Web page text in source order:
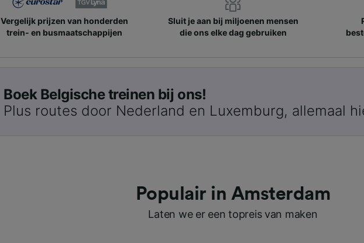
Vergelijk prijzen van honderden
trein- en busmaatschappijen
Sluit je aan bij miljoenen mensen
die ons elke dag gebruiken
Boek Belgische treinen bij ons!
Plus routes door Nederland en Luxemburg, allemaal
Populair in Amsterdam
Laten we er een topreis van maken